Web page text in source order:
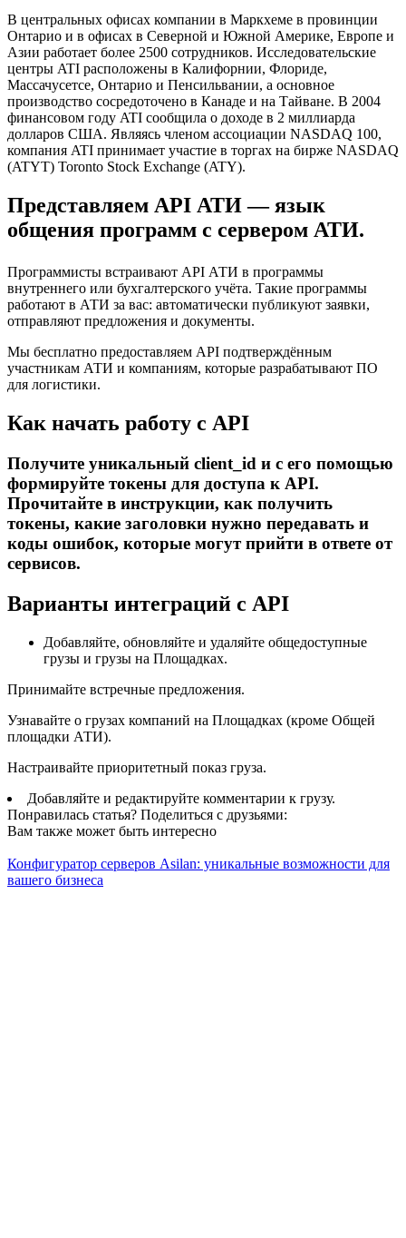
В центральных офисах компании в Маркхеме в провинции
Онтарио и в офисах в Северной и Южной Америке, Европе и
Азии работает более 2500 сотрудников. Исследовательские
центры ATI расположены в Калифорнии, Флориде,
Массачусетсе, Онтарио и Пенсильвании, а основное
производство сосредоточено в Канаде и на Тайване. В 2004
финансовом году ATI сообщила о доходе в 2 миллиарда
долларов США. Являясь членом ассоциации NASDAQ 100,
компания ATI принимает участие в торгах на бирже NASDAQ
(ATYT) Toronto Stock Exchange (ATY).
Представляем API АТИ — язык
общения программ с сервером АТИ.
Программисты встраивают API АТИ в программы
внутреннего или бухгалтерского учёта. Такие программы
работают в АТИ за вас: автоматически публикуют заявки,
отправляют предложения и документы.
Мы бесплатно предоставляем API подтверждённым
участникам АТИ и компаниям, которые разрабатывают ПО
для логистики.
Как начать работу с API
Получите уникальный client_id и с его помощью
формируйте токены для доступа к API.
Прочитайте в инструкции, как получить
токены, какие заголовки нужно передавать и
коды ошибок, которые могут прийти в ответе от
сервисов.
Варианты интеграций с API
Добавляйте, обновляйте и удаляйте общедоступные
грузы и грузы на Площадках.
Принимайте встречные предложения.
Узнавайте о грузах компаний на Площадках (кроме Общей
площадки АТИ).
Настраивайте приоритетный показ груза.
Добавляйте и редактируйте комментарии к грузу.
Понравилась статья? Поделиться с друзьями:
Вам также может быть интересно
Конфигуратор серверов Asilan: уникальные возможности для
вашего бизнеса